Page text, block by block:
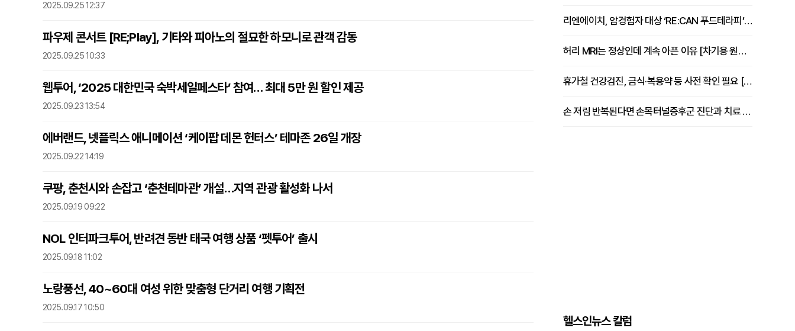
2025.09.25 12:37
파우제 콘서트 [RE;Play], 기타와 피아노의 절묘한 하모니로 관객 감동
2025.09.25 10:33
웹투어, ‘2025 대한민국 숙박세일페스타’ 참여… 최대 5만 원 할인 제공
2025.09.23 13:54
에버랜드, 넷플릭스 애니메이션 ‘케이팝 데몬 헌터스’ 테마존 26일 개장
2025.09.22 14:19
쿠팡, 춘천시와 손잡고 ‘춘천테마관’ 개설…지역 관광 활성화 나서
2025.09.19 09:22
NOL 인터파크투어, 반려견 동반 태국 여행 상품 ‘펫투어’ 출시
2025.09.18 11:02
노랑풍선, 40~60대 여성 위한 맞춤형 단거리 여행 기획전
2025.09.17 10:50
리엔에이치, 암경험자 대상 ‘RE:CAN 푸드테라피’ 운영
허리 MRI는 정상인데 계속 아픈 이유 [차기용 원장 칼럼]
휴가철 건강검진, 금식·복용약 등 사전 확인 필요 [정도감 원장 칼럼]
손 저림 반복된다면 손목터널증후군 진단과 치료 시기 살펴야 [김동현 원장 칼럼]
헬스인뉴스 칼럼